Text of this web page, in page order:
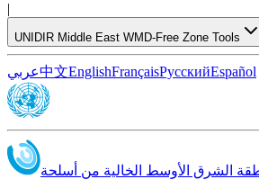
|
UNIDIR Middle East WMD-Free Zone Tools
عربي中文EnglishFrançaisРусскийEspañol
الشرق الأوسط الخالية من أسلحة